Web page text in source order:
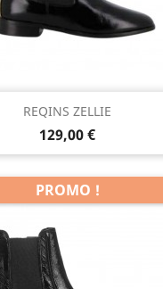
REQINS ZELLIE
Prix
129,00 €
Aperçu rapide
PROMO !